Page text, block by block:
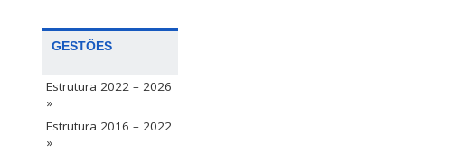
GESTÕES
Estrutura 2022 – 2026
»
Estrutura 2016 – 2022
»